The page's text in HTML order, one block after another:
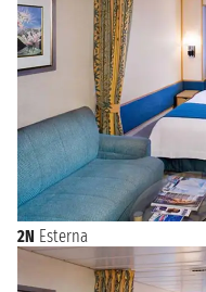
2N Esterna